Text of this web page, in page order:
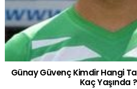
Günay Güvenç Kimdir Hangi
Kaç Yaşında ?